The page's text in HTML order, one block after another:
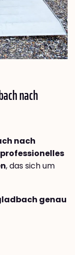
nach
nach
professionelles
, das sich um
genau